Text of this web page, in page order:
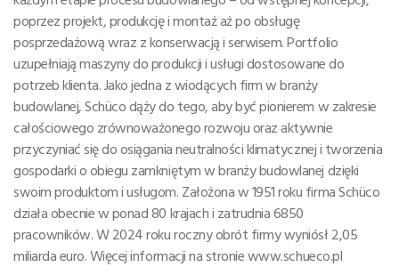
poprzez projekt, produkcję i montaż aż po obsługę
posprzedażową wraz z konserwacją i serwisem. Portfolio
uzupełniają maszyny do produkcji i usługi dostosowane do
potrzeb klienta. Jako jedna z wiodących firm w branży
budowlanej, Schüco dąży do tego, aby być pionierem w zakresie
całościowego zrównoważonego rozwoju oraz aktywnie
przyczyniać się do osiągania neutralności klimatycznej i tworzenia
gospodarki o obiegu zamkniętym w branży budowlanej dzięki
swoim produktom i usługom. Założona w 1951 roku firma Schüco
działa obecnie w ponad 80 krajach i zatrudnia 6850
pracowników. W 2024 roku roczny obrót firmy wyniósł 2,05
miliarda euro. Więcej informacji na stronie www.schueco.pl